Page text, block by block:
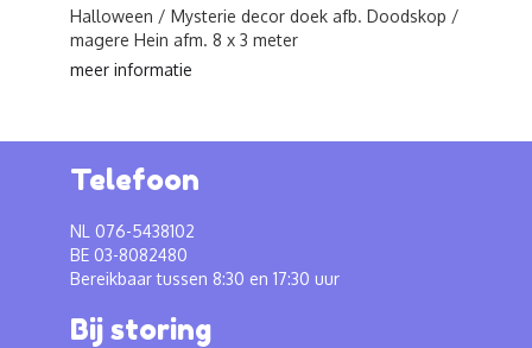
Halloween / Mysterie decor doek afb. Doodskop /
magere Hein afm. 8 x 3 meter
meer informatie
Telefoon
NL 076-5438102
BE 03-8082480
Bereikbaar tussen 8:30 en 17:30 uur
Bij storing